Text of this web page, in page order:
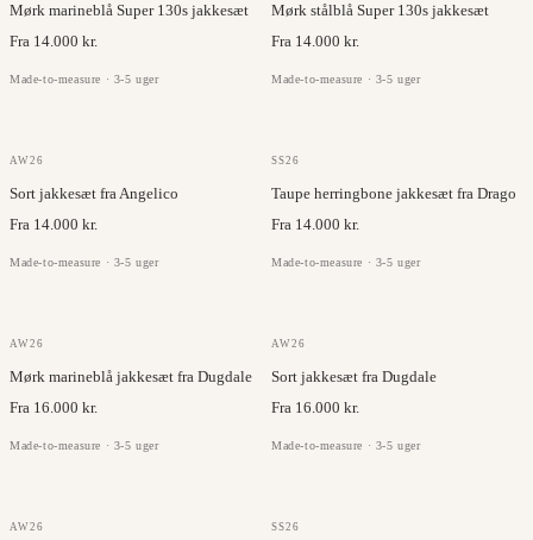
Mørk marineblå Super 130s jakkesæt
Fra 14.000 kr.
Made-to-measure · 3-5 uger
Mørk stålblå Super 130s jakkesæt
Fra 14.000 kr.
Made-to-measure · 3-5 uger
ANGELICO
AW26
Sort jakkesæt fra Angelico
Fra 14.000 kr.
Made-to-measure · 3-5 uger
SS26
Taupe herringbone jakkesæt fra Drago
Fra 14.000 kr.
Made-to-measure · 3-5 uger
DUGDALE
AW26
Mørk marineblå jakkesæt fra Dugdale
Fra 16.000 kr.
Made-to-measure · 3-5 uger
DUGDALE
AW26
Sort jakkesæt fra Dugdale
Fra 16.000 kr.
Made-to-measure · 3-5 uger
AW26 SS26